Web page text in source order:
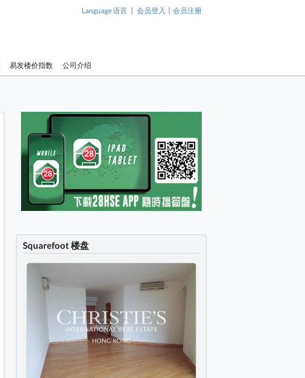
Language 语言 | 会员登入 | 会员注册
易发楼价指数 公司介绍
Squarefoot 楼盘